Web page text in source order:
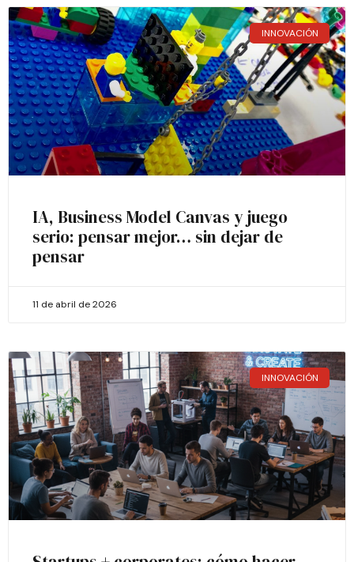
INNOVACIÓN
IA, Business Model Canvas y juego
serio: pensar mejor… sin dejar de
pensar
11 de abril de 2026
INNOVACIÓN